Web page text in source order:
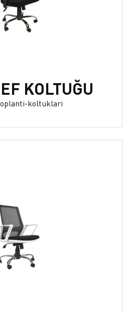
KOLTUĞU
koltuklari